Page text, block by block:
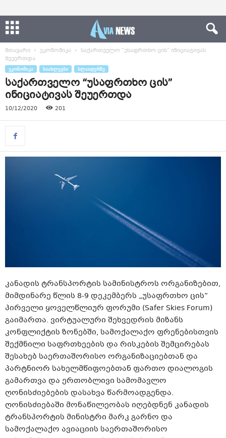
მთავარი ეკონომიკა
საქართველო “უსაფრთხო ცის” ინიციატივას
შეუერთდა
ᲔᲙᲝᲜᲝᲛᲘᲙᲐ ᲡᲘᲐᲮᲚᲔᲔᲑᲘ ᲡᲚᲐᲘᲓᲔᲠᲖᲔ
საქართველო “უსაფრთხო ცის”
ინიციატივას შეუერთდა
10/12/2020 201
კანადის ტრანსპორტის სამინისტროს ორგანიზებით,
მიმდინარე წლის 8-9 დეკემბერს „უსაფრთხო ცის”
პირველი ყოველწლიურ ფორუმი (Safer Skies Forum)
გაიმართა. ვირტუალური შეხვედრის მიზანს
კონფლიქტის ზონებში, სამოქალაქო ფრენებისთვის
შექმნილი საფრთხეების და რისკების შემცირებას
შესახებ საერთაშორისო ორგანიზაციებთან და
პარტნიორ სახელმწიფოებთან ფართო დიალოგის
გამართვა და ერთობლივი სამომავლო
ღონისძიებების დასახვა წარმოადგენდა.
ღონისძიებაში მონაწილეობას იღებდნენ კანადის
ტრანსპორტის მინისტრი მარკ გარნო და
სამოქალაქო ავიაციის საერთაშორისო